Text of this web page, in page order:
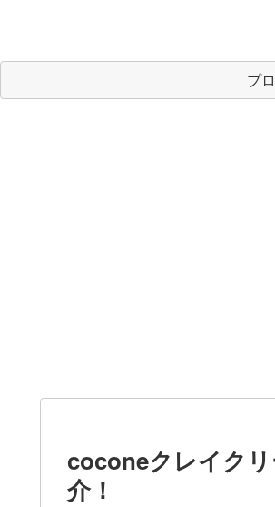
プ
coconeクレイク
介！